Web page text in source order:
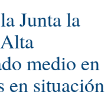
Junta la
medio en
en situación